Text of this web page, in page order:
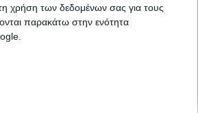
χρήση των δεδομένων σας για τους
παρακάτω στην ενότητα